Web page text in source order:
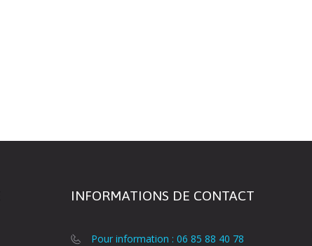
INFORMATIONS DE CONTACT
Pour information : 06 85 88 40 78